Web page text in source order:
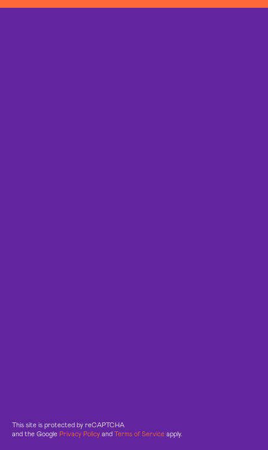
This site is protected by reCAPTCHA
and the Google Privacy Policy and Terms of Service apply.